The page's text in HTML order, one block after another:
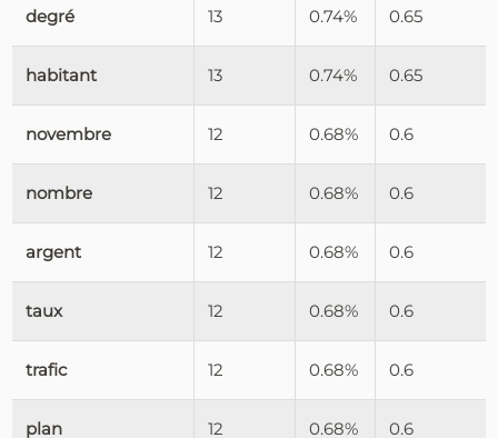
degré 13 0.74% 0.65
habitant 13 0.74% 0.65
novembre 12 0.68% 0.6
nombre 12 0.68% 0.6
argent 12 0.68% 0.6
taux 12 0.68% 0.6
trafic 12 0.68% 0.6
plan 12 0.68% 0.6